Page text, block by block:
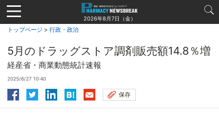
Jump
to
navigation
2026年8月7日（金）
トップページ > 行政・政治
5月のドラッグストア調剤販売額14.8％増
経産省・商業動態統計速報
2025/6/27 10:40
保存